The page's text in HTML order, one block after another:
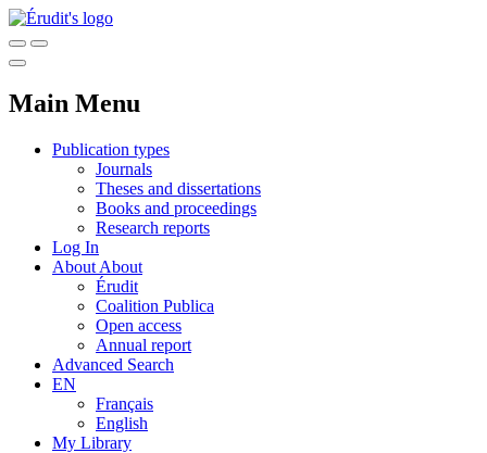
Main Menu
Publication types
Journals
Theses and dissertations
Books and proceedings
Research reports
Log In
About About
Érudit
Coalition Publica
Open access
Annual report
Advanced Search
EN
Français
English
My Library